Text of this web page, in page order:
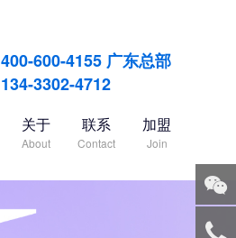
400-600-4155 广东总部
134-3302-4712
关于
About
联系
Contact
加盟
Join
微信